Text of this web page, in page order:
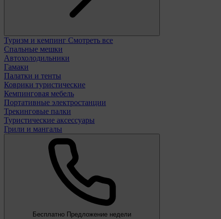
Туризм и кемпинг Смотреть все
Спальные мешки
Автохолодильники
Гамаки
Палатки и тенты
Коврики туристические
Кемпинговая мебель
Портативные электростанции
Трекинговые палки
Туристические аксессуары
Грили и мангалы
Бесплатно Предложение недели